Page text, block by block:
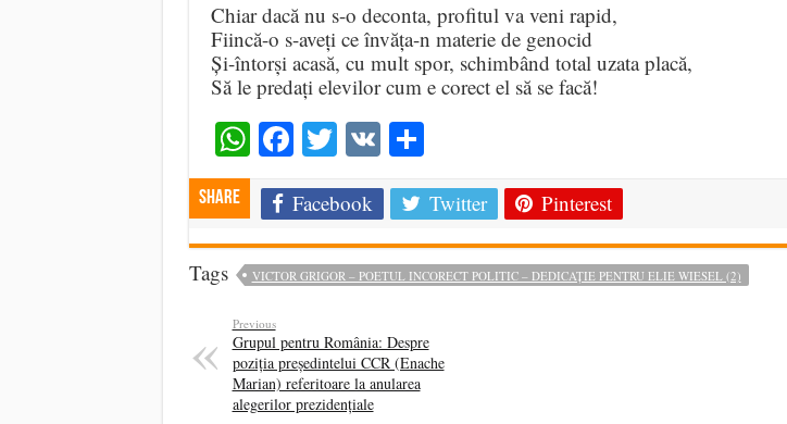
Chiar dacă nu s-o deconta, profitul va veni rapid,
Fiincă-o s-aveți ce învăța-n materie de genocid
Și-întorși acasă, cu mult spor, schimbând total uzata placă,
Să le predați elevilor cum e corect el să se facă!
WhatsApp
Facebook
Twitter
VKShare
Share Facebook Twitter Pinterest
Tags VICTOR GRIGOR – POETUL INCORECT POLITIC – DEDICAȚIE PENTRU ELIE WIESEL (2)
Previous
Grupul pentru România: Despre
poziția președintelui CCR (Enache
Marian) referitoare la anularea
alegerilor prezidențiale